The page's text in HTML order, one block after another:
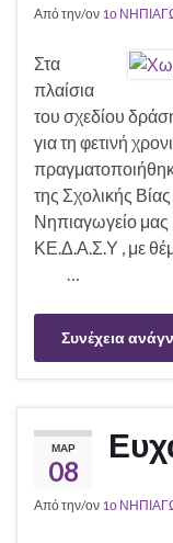
Από την/ον 1ο
Στα
πλαίσια
του σχεδίου
για τη φετινή
της Σχολικής
Νηπιαγωγείο μας
ΚΕ.Δ.Α.Σ.Υ , με
…
Συνέχεια
ΜΑΡ
08
Από την/ον 1ο